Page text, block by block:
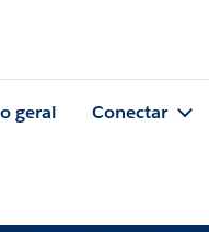
geral Conectar